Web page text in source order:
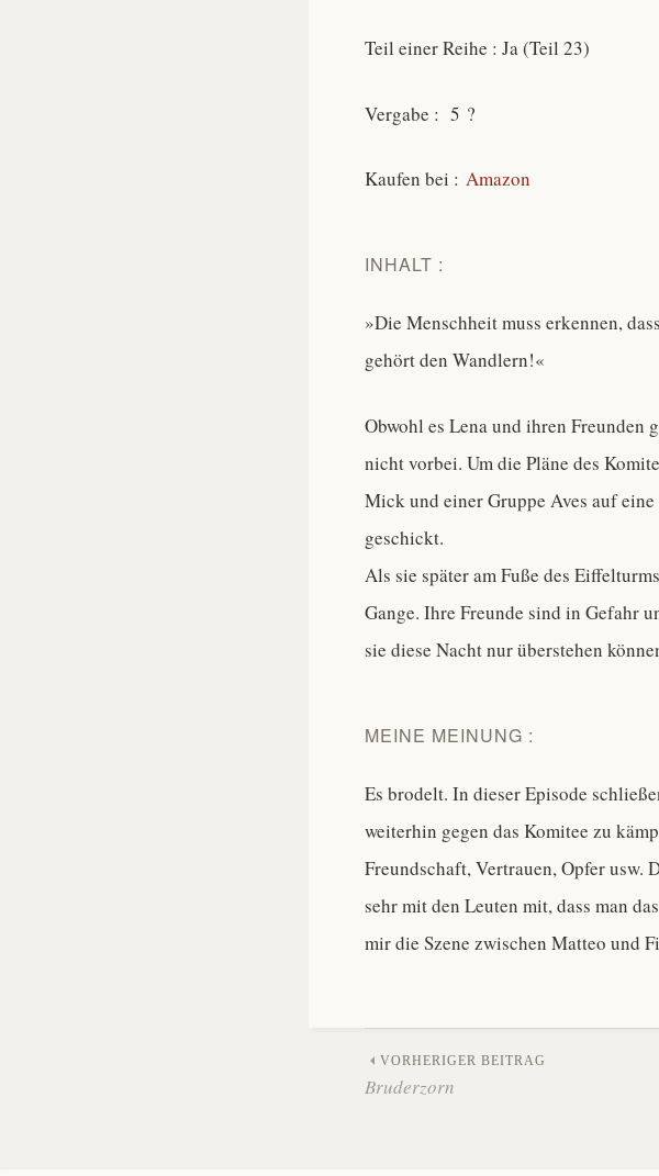
Teil einer Reihe : Ja (Teil 23)
Vergabe : 5 ?
Kaufen bei : Amazon
INHALT :
»Die Menschheit muss erkennen,
gehört den Wandlern!«
Obwohl es Lena und ihren
nicht vorbei. Um die Pläne des
Mick und einer Gruppe Aves auf
geschickt.
Als sie später am Fuße des
Gange. Ihre Freunde sind in Gefahr
sie diese Nacht nur überstehen
MEINE MEINUNG :
Es brodelt. In dieser Episode
weiterhin gegen das Komitee zu
Freundschaft, Vertrauen, Opfer usw.
sehr mit den Leuten mit, dass man
mir die Szene zwischen Matteo und
Beitrags-
VORHERIGER BEITRAG
Bruderzorn